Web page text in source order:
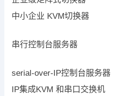
中小企业 KVM切换器
串行控制台服务器
serial-over-IP控制台服务器
IP集成KVM 和串口交换机